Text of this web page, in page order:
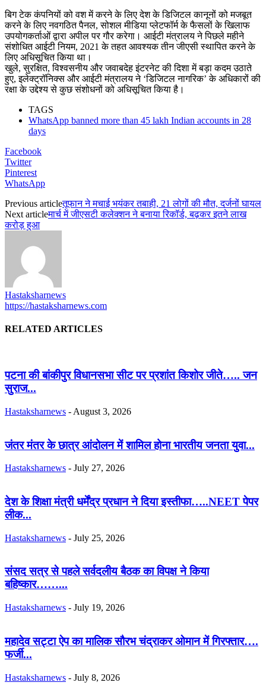
बिग टेक कंपनियों को वश में करने के लिए देश के डिजिटल कानूनों को मजबूत
करने के लिए नवगठित पैनल, सोशल मीडिया प्लेटफॉर्म के फैसलों के खिलाफ
उपयोगकर्ताओं द्वारा अपील पर गौर करेगा। आईटी मंत्रालय ने पिछले महीने
संशोधित आईटी नियम, 2021 के तहत आवश्यक तीन जीएसी स्थापित करने के
लिए अधिसूचित किया था।
खुले, सुरक्षित, विश्वसनीय और जवाबदेह इंटरनेट की दिशा में बड़ा कदम उठाते
हुए, इलेक्ट्रॉनिक्स और आईटी मंत्रालय ने ‘डिजिटल नागरिक’ के अधिकारों की
रक्षा के उद्देश्य से कुछ संशोधनों को अधिसूचित किया है।
TAGS
WhatsApp banned more than 45 lakh Indian accounts in 28
days
Facebook
Twitter
Pinterest
WhatsApp
Previous articleतूफान ने मचाई भयंकर तबाही, 21 लोगों की मौत, दर्जनों घायल
Next articleमार्च में जीएसटी कलेक्‍शन ने बनाया र‍िकॉर्ड, बढ़कर इतने लाख
करोड़ हुआ
Hastaksharnews
https://hastaksharnews.com
RELATED ARTICLES
पटना की बांकीपुर विधानसभा सीट पर प्रशांत किशोर जीते….. जन
सुराज...
Hastaksharnews - August 3, 2026
जंतर मंतर के छात्र आंदोलन में शामिल होना भारतीय जनता युवा...
Hastaksharnews - July 27, 2026
देश के शिक्षा मंत्री धर्मेंद्र प्रधान ने दिया इस्तीफा…..NEET पेपर
लीक...
Hastaksharnews - July 25, 2026
संसद सत्र से पहले सर्वदलीय बैठक का विपक्ष ने किया
बहिष्कार……...
Hastaksharnews - July 19, 2026
महादेव सट्टा ऐप का मालिक सौरभ चंद्राकर ओमान में गिरफ्तार….
फर्जी...
Hastaksharnews - July 8, 2026